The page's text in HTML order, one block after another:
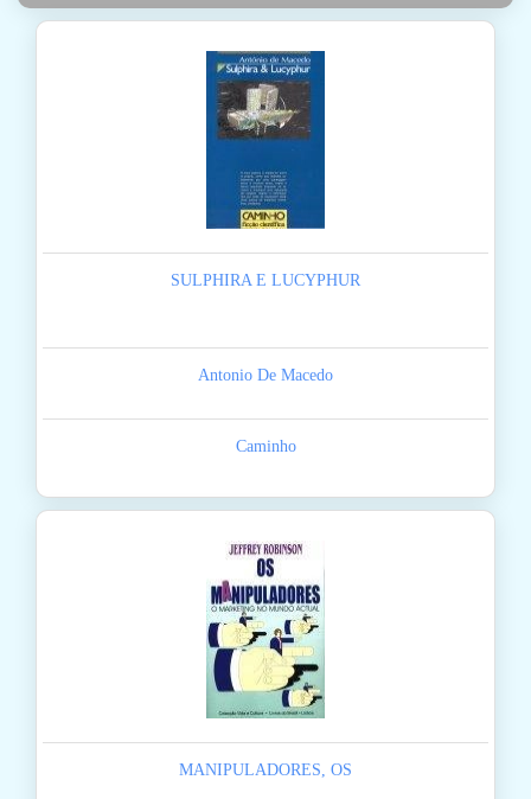
SULPHIRA E LUCYPHUR
Antonio De Macedo
Caminho
MANIPULADORES, OS